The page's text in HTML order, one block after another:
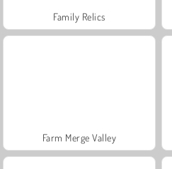
Family Relics
Farm Merge Valley